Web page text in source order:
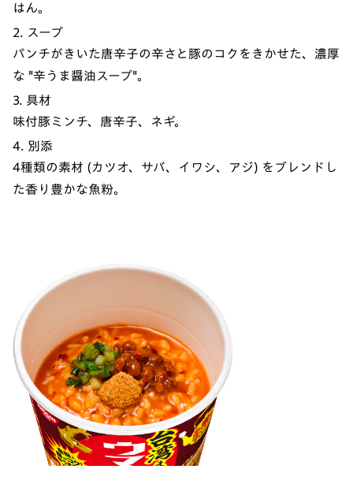
はん。
2. スープ
パンチがきいた唐辛子の辛さと豚のコクをきかせた、濃厚
な "辛うま醤油スープ"。
3. 具材
味付豚ミンチ、唐辛子、ネギ。
4. 別添
4種類の素材 (カツオ、サバ、イワシ、アジ) をブレンドし
た香り豊かな魚粉。